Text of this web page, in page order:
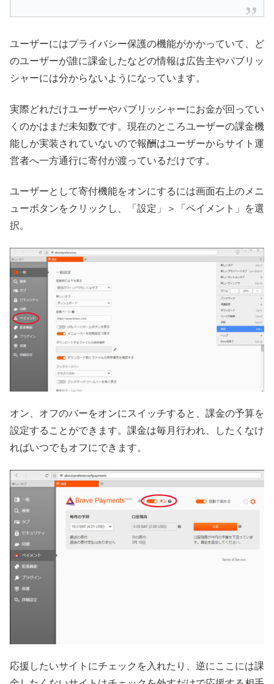
ユーザーにはプライバシー保護の機能がかかっていて、ど
のユーザーが誰に課金したなどの情報は広告主やパブリッ
シャーには分からないようになっています。
実際どれだけユーザーやパブリッシャーにお金が回ってい
くのかはまだ未知数です。現在のところユーザーの課金機
能しか実装されていないので報酬はユーザーからサイト運
営者へ一方通行に寄付が渡っているだけです。
ユーザーとして寄付機能をオンにするには画面右上のメニ
ューボタンをクリックし、「設定」＞「ペイメント」を選
択。
オン、オフのバーをオンにスイッチすると、課金の予算を
設定することができます。課金は毎月行われ、したくなけ
ればいつでもオフにできます。
応援したいサイトにチェックを入れたり、逆にここには課